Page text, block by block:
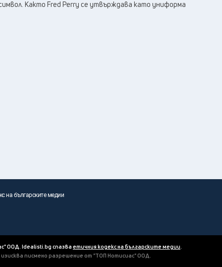
Както Fred Perry се утвърждава като униформа
на българските медии
ООД. Idealisti.bg спазва етичния кодекс на българските медии.
писмено разрешение от "ТОП Нотисиас" ООД.